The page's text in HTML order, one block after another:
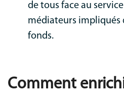
de tous face au
médiateurs impliqués
fonds.
Comment